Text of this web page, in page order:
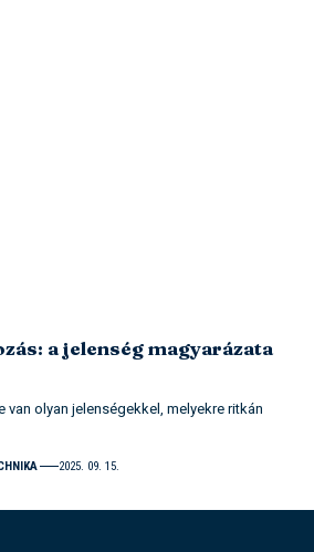
a jelenség magyarázata
van olyan jelenségekkel, melyekre ritkán
2025. 09. 15.